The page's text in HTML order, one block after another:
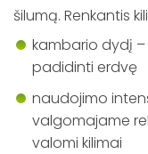
šilumą. Renkantis
kambario dydį –
padidinti erdvę
naudojimo
valgomajame
valomi kilimai